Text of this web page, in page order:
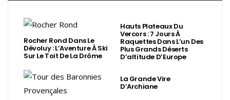
Rocher Rond Dans Le
Dévoluy : L’Aventure À Ski
Sur Le Toit De La Drôme
Hauts Plateaux Du
Vercors : 7 Jours À
Raquettes Dans L’un Des
Plus Grands Déserts
D’altitude D’Europe
La Grande Vire
D’Archiane